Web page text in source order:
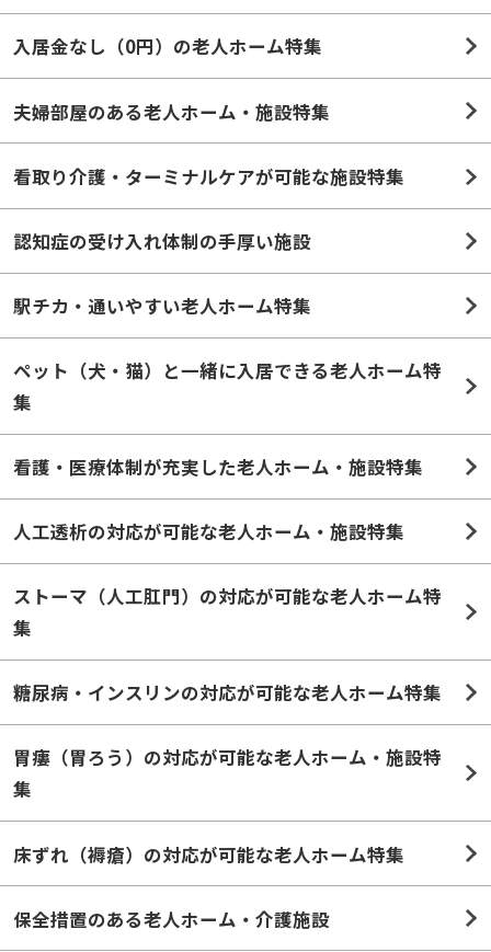
入居金なし（0円）の老人ホーム特集
夫婦部屋のある老人ホーム・施設特集
看取り介護・ターミナルケアが可能な施設特集
認知症の受け入れ体制の手厚い施設
駅チカ・通いやすい老人ホーム特集
ペット（犬・猫）と一緒に入居できる老人ホーム特
集
看護・医療体制が充実した老人ホーム・施設特集
人工透析の対応が可能な老人ホーム・施設特集
ストーマ（人工肛門）の対応が可能な老人ホーム特
集
糖尿病・インスリンの対応が可能な老人ホーム特集
胃瘻（胃ろう）の対応が可能な老人ホーム・施設特
集
床ずれ（褥瘡）の対応が可能な老人ホーム特集
保全措置のある老人ホーム・介護施設